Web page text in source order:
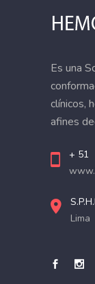
Es una
clínicos,
afines
+ 51
Lima